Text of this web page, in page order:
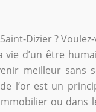
Dizier ?
d’un être
meilleur sans
l’or est un
ou dans